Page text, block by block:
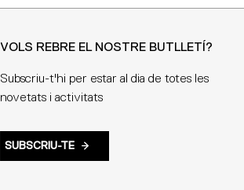
VOLS REBRE EL NOSTRE BUTLLETÍ?
Subscriu-t'hi per estar al dia de totes les
novetats i activitats
SUBSCRIU-TE